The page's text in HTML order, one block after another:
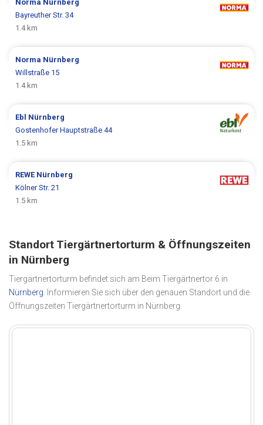
Norma Nürnberg
Bayreuther Str. 34
1.4 km
Norma Nürnberg
Willstraße 15
1.4 km
Ebl Nürnberg
Gostenhofer Hauptstraße 44
1.5 km
REWE Nürnberg
Kölner Str. 21
1.5 km
Standort Tiergärtnertorturm & Öffnungszeiten
in Nürnberg
Tiergärtnertorturm befindet sich am Beim Tiergärtnertor 6 in
Nürnberg. Informieren Sie sich über den genauen Standort und die
Öffnungszeiten Tiergärtnertorturm in Nürnberg.